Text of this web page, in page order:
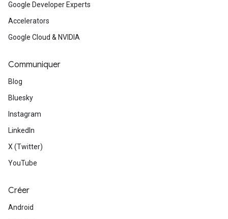
Google Developer Experts
Accelerators
Google Cloud & NVIDIA
Communiquer
Blog
Bluesky
Instagram
LinkedIn
X (Twitter)
YouTube
Créer
Android